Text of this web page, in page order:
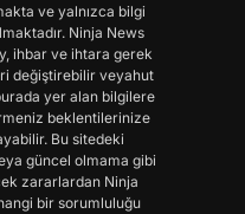
ve yalnızca bilgi
Ninja News
ihbar ve ihtara gerek
değiştirebilir veyahut
yer alan bilgilere
beklentilerinize
Bu sitedeki
güncel olmama gibi
zararlardan Ninja
bir sorumluluğu